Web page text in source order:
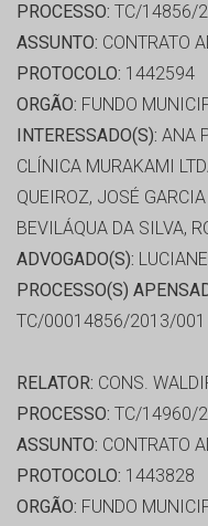
PROCESSO: TC/14856/
ASSUNTO: CONTRATO
PROTOCOLO: 1442594
ORGÃO: FUNDO
INTERESSADO(S): ANA
CLÍNICA MURAKAMI
QUEIROZ, JOSÉ
BEVILÁQUA DA SILVA,
ADVOGADO(S):
PROCESSO(S)
TC/00014856/2013/001
RELATOR: CONS.
PROCESSO: TC/14960/
ASSUNTO: CONTRATO
PROTOCOLO: 1443828
ORGÃO: FUNDO